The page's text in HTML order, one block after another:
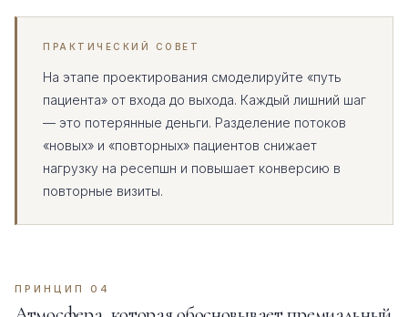
ПРАКТИЧЕСКИЙ СОВЕТ
На этапе проектирования смоделируйте «путь
пациента» от входа до выхода. Каждый лишний шаг
— это потерянные деньги. Разделение потоков
«новых» и «повторных» пациентов снижает
нагрузку на ресепшн и повышает конверсию в
повторные визиты.
ПРИНЦИП 04